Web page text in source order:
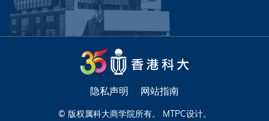
隐私声明 网站指南
© 版权属科大商学院所有。 MTPC设计。